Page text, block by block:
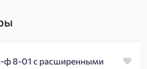
ф 8-01 с расширенными